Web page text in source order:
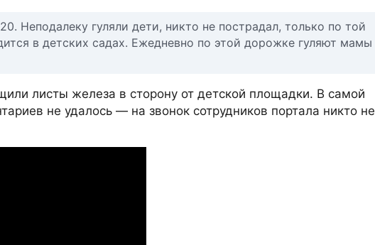
Неподалеку гуляли дети, никто не пострадал, только по той
в детских садах. Ежедневно по этой дорожке гуляют мамы
листы железа в сторону от детской площадки. В самой
не удалось — на звонок сотрудников портала никто не